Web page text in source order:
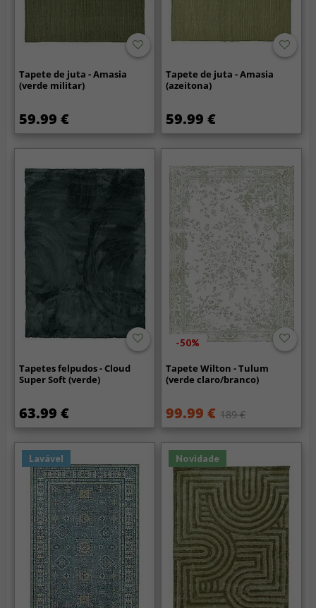
Tapete de juta - Amasia
(verde militar)
59.99 €
Tapete de juta - Amasia
(azeitona)
59.99 €
Tapetes felpudos - Cloud
Super Soft (verde)
63.99 €
-50%
Tapete Wilton - Tulum
(verde claro/branco)
99.99 € 189 €
Lavável Novidade